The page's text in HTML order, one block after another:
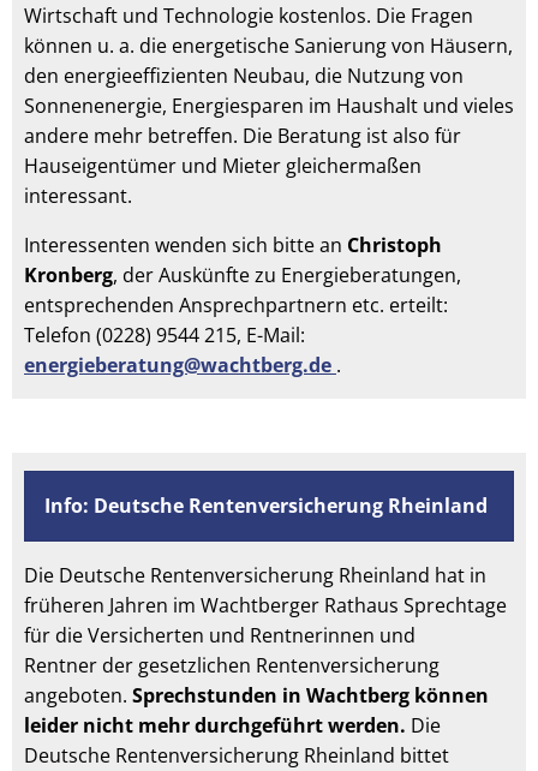
Wirtschaft und Technologie kostenlos. Die Fragen
können u. a. die energetische Sanierung von Häusern,
den energieeffizienten Neubau, die Nutzung von
Sonnenenergie, Energiesparen im Haushalt und vieles
andere mehr betreffen. Die Beratung ist also für
Hauseigentümer und Mieter gleichermaßen
interessant.
Interessenten wenden sich bitte an Christoph
Kronberg, der Auskünfte zu Energieberatungen,
entsprechenden Ansprechpartnern etc. erteilt:
Telefon (0228) 9544 215, E-Mail:
energieberatung@wachtberg.de .
Info: Deutsche Rentenversicherung Rheinland
Die Deutsche Rentenversicherung Rheinland hat in
früheren Jahren im Wachtberger Rathaus Sprechtage
für die Versicherten und Rentnerinnen und
Rentner der gesetzlichen Rentenversicherung
angeboten. Sprechstunden in Wachtberg können
leider nicht mehr durchgeführt werden. Die
Deutsche Rentenversicherung Rheinland bittet